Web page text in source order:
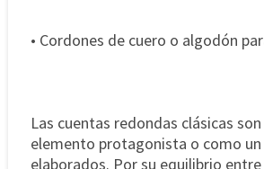
• Cordones de cuero o algodón
Las cuentas redondas clásicas
elemento protagonista o como
elaborados. Por su equilibrio